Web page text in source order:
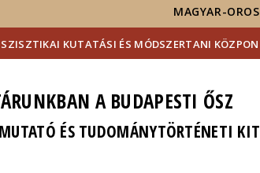
MAGYAR-
KUTATÁSI ÉS MÓDSZERTANI
A BUDAPESTI ŐSZ
ÉS TUDOMÁNYTÖRTÉNETI